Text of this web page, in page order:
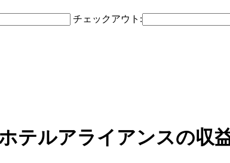
チェックアウト:
テルアライアンスの収